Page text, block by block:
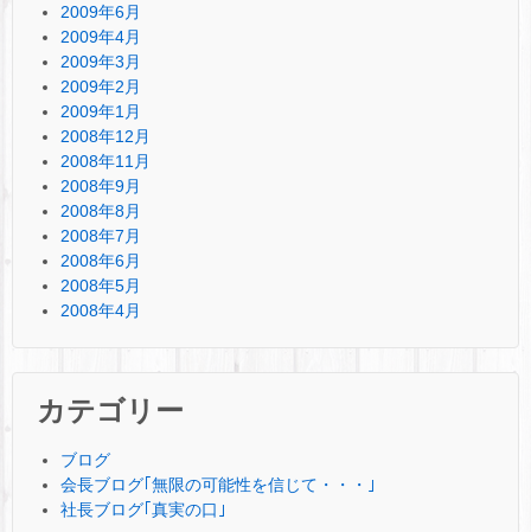
2009年6月
2009年4月
2009年3月
2009年2月
2009年1月
2008年12月
2008年11月
2008年9月
2008年8月
2008年7月
2008年6月
2008年5月
2008年4月
カテゴリー
ブログ
会長ブログ｢無限の可能性を信じて・・・｣
社長ブログ｢真実の口｣